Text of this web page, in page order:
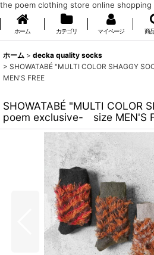
the poem clothing store online shopping
ホーム カテゴリ マイページ 商
ホーム > decka quality socks
> SHOWATABÉ "MULTI COLOR SHAGGY
MEN'S FREE
SHOWATABÉ "MULTI COLOR
poem exclusive- size MEN'S